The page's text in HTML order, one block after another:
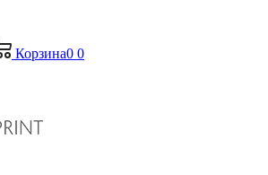
Корзина0 0